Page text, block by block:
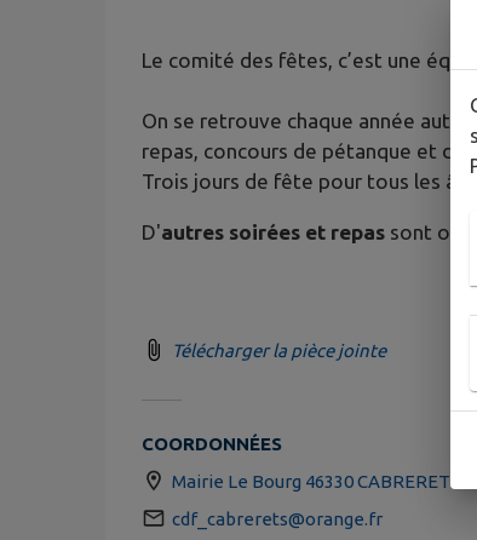
Le comité des fêtes, c’est une
On se retrouve chaque année
repas, concours de pétanque et
Trois jours de fête pour tous les
D'autres soirées et repas sont
Télécharger la pièce jointe
COORDONNÉES
Mairie Le Bourg 46330 CABRERETS
cdf_cabrerets@orange.fr